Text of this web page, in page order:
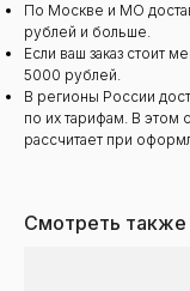
По Москве и МО
рублей и больше.
Если ваш заказ стоит
5000 рублей.
В регионы России
по их тарифам. В этом
рассчитает при
Смотреть также